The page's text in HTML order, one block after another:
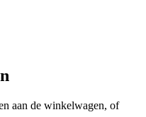
aan de winkelwagen, of